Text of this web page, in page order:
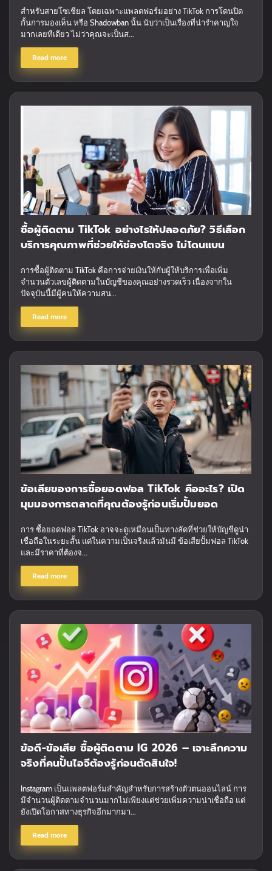
สำหรับสายโซเชียล โดยเฉพาะแพลตฟอร์มอย่าง TikTok การโดนปิด
กั้นการมองเห็น หรือ Shadowban นั้น นับว่าเป็นเรื่องที่น่ารำคาญใจ
มากเลยทีเดียว ไม่ว่าคุณจะเป็นส...
Read more
ซื้อผู้ติดตาม TikTok อย่างไรให้ปลอดภัย? วิธีเลือก
บริการคุณภาพที่ช่วยให้ช่องโตจริง ไม่โดนแบน
การซื้อผู้ติดตาม TikTok คือการจ่ายเงินให้กับผู้ให้บริการเพื่อเพิ่ม
จำนวนตัวเลขผู้ติดตามในบัญชีของคุณอย่างรวดเร็ว เนื่องจากใน
ปัจจุบันนี้มีผู้คนให้ความสน...
Read more
ข้อเสียของการซื้อยอดฟอล TikTok คืออะไร? เปิด
มุมมองการตลาดที่คุณต้องรู้ก่อนเริ่มปั้มยอด
การ ซื้อยอดฟอล TikTok อาจจะดูเหมือนเป็นทางลัดที่ช่วยให้บัญชีดูน่า
เชื่อถือในระยะสั้น แต่ในความเป็นจริงแล้วมันมี ข้อเสียปั้มฟอล TikTok
และมีราคาที่ต้องจ...
Read more
ข้อดี-ข้อเสีย ซื้อผู้ติดตาม IG 2026 – เจาะลึกความ
จริงที่คนปั้นไอจีต้องรู้ก่อนตัดสินใจ!
Instagram เป็นแพลตฟอร์มสำคัญสำหรับการสร้างตัวตนออนไลน์ การ
มีจำนวนผู้ติดตามจำนวนมากไม่เพียงแต่ช่วยเพิ่มความน่าเชื่อถือ แต่
ยังเปิดโอกาสทางธุรกิจอีกมากมา...
Read more